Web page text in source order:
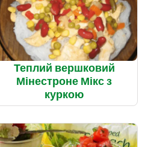
Теплий вершковий
Мінестроне Мікс з
куркою